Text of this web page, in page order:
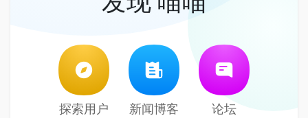
探索用户 新闻博客 论坛